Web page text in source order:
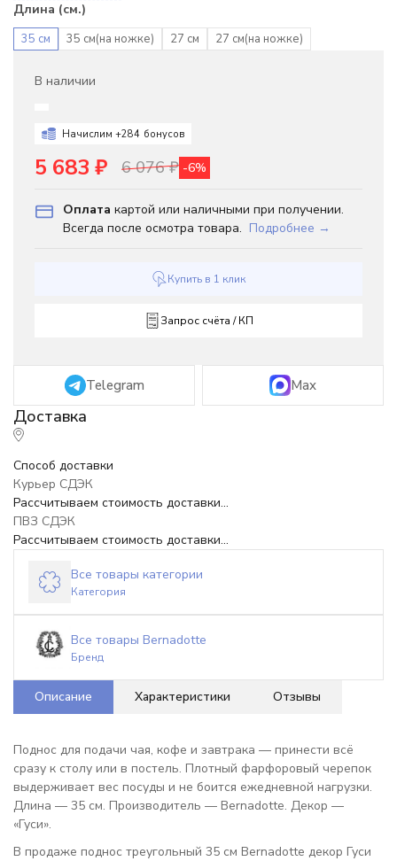
Длина (см.)
35 см 35 см(на ножке) 27 см 27 см(на ножке)
В наличии
Начислим +284 бонусов
5 683 ₽ 6 076₽ -6%
Оплата картой или наличными при получении.
Всегда после осмотра товара. Подробнее →
Купить в 1 клик
Запрос счёта / КП
Telegram Max
Способ доставки
Курьер СДЭК
Рассчитываем стоимость доставки...
ПВЗ СДЭК
Рассчитываем стоимость доставки...
Все товары категории
Категория
Все товары Bernadotte
Бренд
Описание Характеристики Отзывы
Поднос для подачи чая, кофе и завтрака — принести всё
сразу к столу или в постель. Плотный фарфоровый черепок
выдерживает вес посуды и не боится ежедневной нагрузки.
Длина — 35 см. Производитель — Bernadotte. Декор —
«Гуси».
В продаже поднос треугольный 35 см Bernadotte декор Гуси